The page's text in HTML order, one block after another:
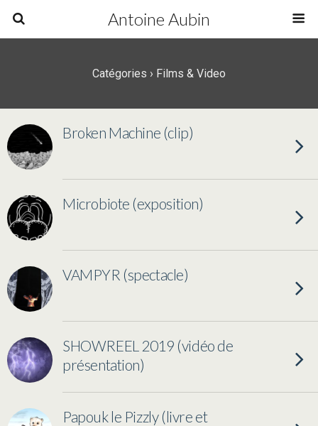
Antoine Aubin
Catégories › Films & Video
Broken Machine (clip)
Microbiote (exposition)
VAMPYR (spectacle)
SHOWREEL 2019 (vidéo de
présentation)
Papouk le Pizzly (livre et